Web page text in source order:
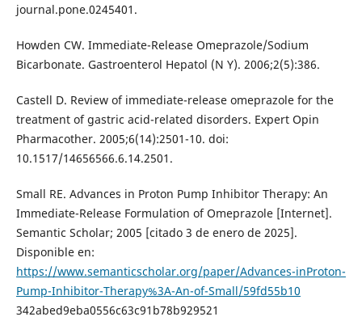
journal.pone.0245401.
Howden CW. Immediate-Release Omeprazole/Sodium
Bicarbonate. Gastroenterol Hepatol (N Y). 2006;2(5):386.
Castell D. Review of immediate-release omeprazole for the
treatment of gastric acid-related disorders. Expert Opin
Pharmacother. 2005;6(14):2501-10. doi:
10.1517/14656566.6.14.2501.
Small RE. Advances in Proton Pump Inhibitor Therapy: An
Immediate-Release Formulation of Omeprazole [Internet].
Semantic Scholar; 2005 [citado 3 de enero de 2025].
Disponible en:
https://www.semanticscholar.org/paper/Advances-inProton-
Pump-Inhibitor-Therapy%3A-An-of-Small/59fd55b10
342abed9eba0556c63c91b78b929521